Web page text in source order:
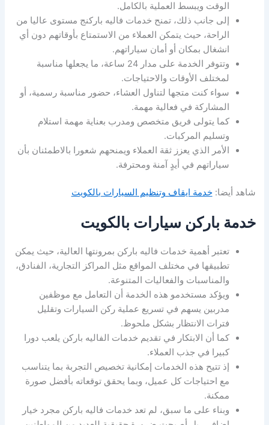
الوقت ويبسط العملية بالكامل.
إلى جانب ذلك، تمنح خدمات فاليه باركنج مستوى عاليا من
الراحة، حيث يتمكن العملاء من الاستمتاع بأوقاتهم دون أي
انشغال بمكان أو أمان سياراتهم.
وتتوفر الخدمة على مدار 24 ساعة، ما يجعلها مناسبة
لمختلف الأوقات والاحتياجات.
سواء كنت متجها لتناول العشاء، حضور مناسبة رسمية، أو
المشاركة في فعالية مهمة.
كما يتولى فريق متخصص ومدرب بعناية مهمة استلام
وتسليم المركبات.
الأمر الذي يعزز ثقة العملاء ويمنحهم شعورا بالاطمئنان بأن
سياراتهم في أيدٍ آمنة ومحترفة.
شاهد أيضا:خدمة ايقاف وتنظيم السيارات بالكويت
خدمة باركن سيارات بالكويت
تعتبر أهمية خدمات فاليه باركن بمرونتها العالية، حيث يمكن
تطبيقها في مختلف المواقع مثل المراكز التجارية، الفنادق،
والمناسبات والفعاليات المتنوعة.
ويؤكد مستخدمو هذه الخدمة أن التعامل مع موظفين
مدربين يسهم في تسريع عملية ركن السيارات وتقليل
فترات الانتظار بشكل ملحوظ.
كما أن الابتكار في تقديم خدمات الفاليه باركن يلعب دورا
كبيرا في جذب العملاء.
إذ تتيح هذه الخدمات إمكانية تخصيص التجربة بما يتناسب
مع احتياجات كل عميل، وبما يحقق توقعاته بأفضل صورة
ممكنة.
وبناء على ما سبق، لم تعد خدمات فاليه باركن مجرد خيار